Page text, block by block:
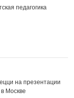
педагогика
на презентации
Москве